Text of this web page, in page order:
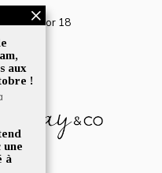
2, Sector 18
aux
!
une
à